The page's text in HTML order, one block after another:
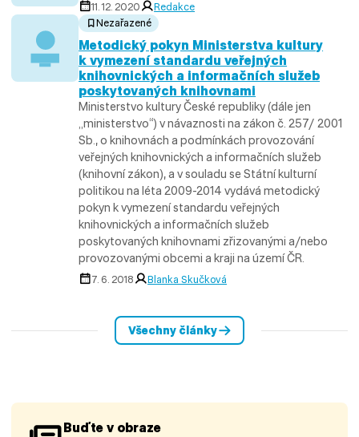
11. 12. 2020
Redakce
Nezařazené
Metodický pokyn Ministerstva kultury
k vymezení standardu veřejných
knihovnických a informačních služeb
poskytovaných knihovnami
Ministerstvo kultury České republiky (dále jen
„ministerstvo“) v návaznosti na zákon č. 257/ 2001
Sb., o knihovnách a podmínkách provozování
veřejných knihovnických a informačních služeb
(knihovní zákon), a v souladu se Státní kulturní
politikou na léta 2009-2014 vydává metodický
pokyn k vymezení standardu veřejných
knihovnických a informačních služeb
poskytovaných knihovnami zřizovanými a/nebo
provozovanými obcemi a kraji na území ČR.
7. 6. 2018 Blanka Skučková
Všechny články
Buďte v obraze